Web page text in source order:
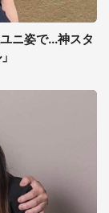
ニ姿で...神スタ